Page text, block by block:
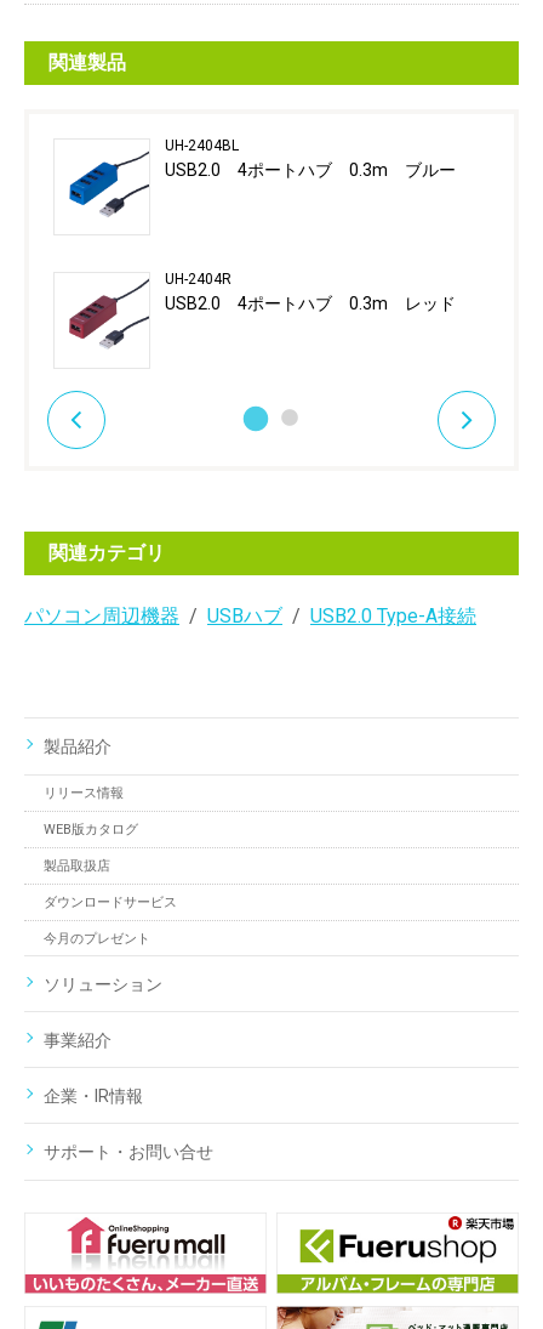
関連製品
UH-2404BL
USB2.0 4ポートハブ 0.3m ブルー
UH-2404R
USB2.0 4ポートハブ 0.3m レッド
関連カテゴリ
パソコン周辺機器 USBハブ USB2.0 Type-A接続
製品紹介
リリース情報
WEB版カタログ
製品取扱店
ダウンロードサービス
今月のプレゼント
ソリューション
事業紹介
企業・IR情報
サポート・お問い合せ